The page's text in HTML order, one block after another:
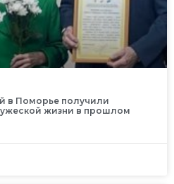
в Поморье получили
жизни в прошлом